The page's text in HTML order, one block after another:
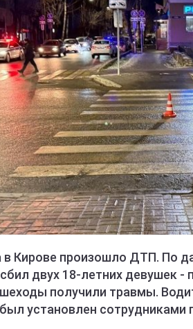
в Кирове произошло ДТП. По
двух 18-летних девушек -
получили травмы.
установлен сотрудниками